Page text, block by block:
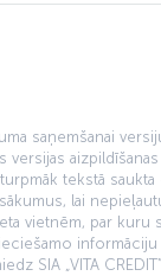
saņemšanai
versijas
tekstā
lai
vietnēm, par kuru
SIA „VITA